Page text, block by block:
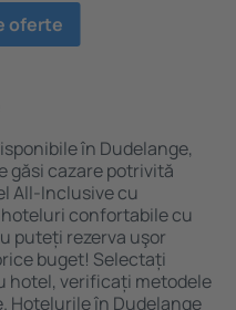
oferte
în Dudelange,
găsi cazare potrivită
All-Inclusive cu
confortabile cu
puteți rezerva uşor
buget! Selectați
hotel, verificați metodele
Hotelurile în Dudelange